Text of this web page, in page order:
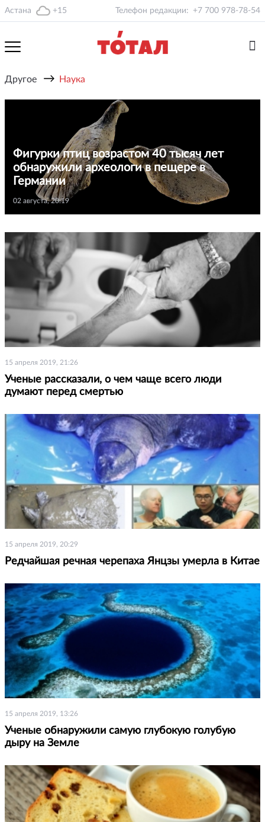
Астана +15 Телефон редакции: +7 700 978-78-54
Другое → Наука
Фигурки птиц возрастом 40 тысяч лет
обнаружили археологи в пещере в
Германии
02 августа, 20:19
15 апреля 2019, 21:26
Ученые рассказали, о чем чаще всего люди
думают перед смертью
15 апреля 2019, 20:29
Редчайшая речная черепаха Янцзы умерла в Китае
15 апреля 2019, 13:26
Ученые обнаружили самую глубокую голубую
дыру на Земле